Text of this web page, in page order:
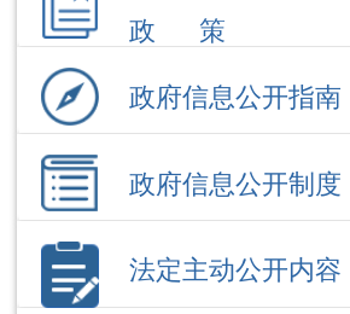
政府信息公开指南
政府信息公开制度
法定主动公开内容
政府信息公开年报